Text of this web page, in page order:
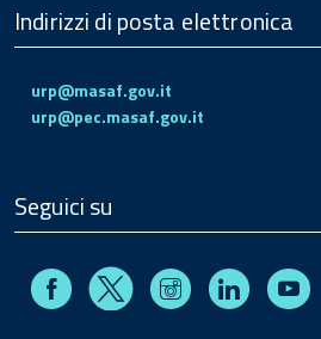
Indirizzi di posta elettronica
urp@masaf.gov.it
urp@pec.masaf.gov.it
Seguici su
FacebookX InstagramLinkedin